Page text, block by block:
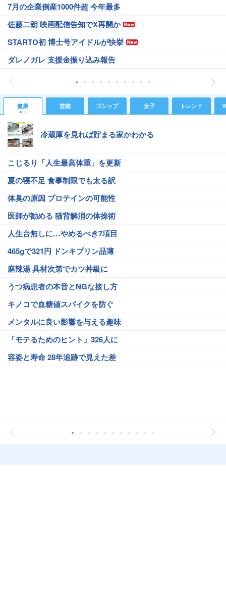
7月の企業倒産1000件超 今年最多
佐藤二朗 映画配信告知でX再開か
STARTO初 博士号アイドルが快挙
ダレノガレ 支援金振り込み報告
健康 芸能 ゴシップ 女子 トレンド
冷蔵庫を見れば貯まる家かわかる
こじるり「人生最高体重」を更新
夏の寝不足 食事制限でも太る訳
体臭の原因 プロテインの可能性
医師が勧める 猫背解消の体操術
人生台無しに…やめるべき7項目
465gで321円 ドンキプリン品薄
麻辣湯 具材次第でカツ丼級に
うつ病患者の本音とNGな接し方
キノコで血糖値スパイクを防ぐ
メンタルに良い影響を与える趣味
「モテるためのヒント」326人に
容姿と寿命 28年追跡で見えた差